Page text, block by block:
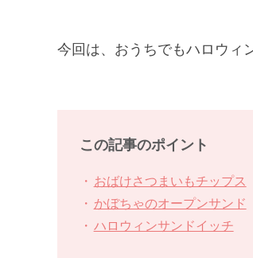
今回は、おうちでもハロウィ
この記事のポイント
おばけさつまいもチップス
かぼちゃのオープンサンド
ハロウィンサンドイッチ